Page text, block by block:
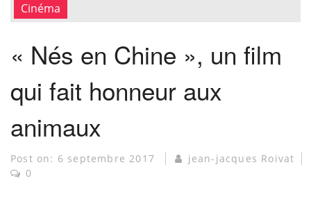
Cinéma
« Nés en Chine », un film
qui fait honneur aux
animaux
Post on: 6 septembre 2017
jean-jacques Roivat
0